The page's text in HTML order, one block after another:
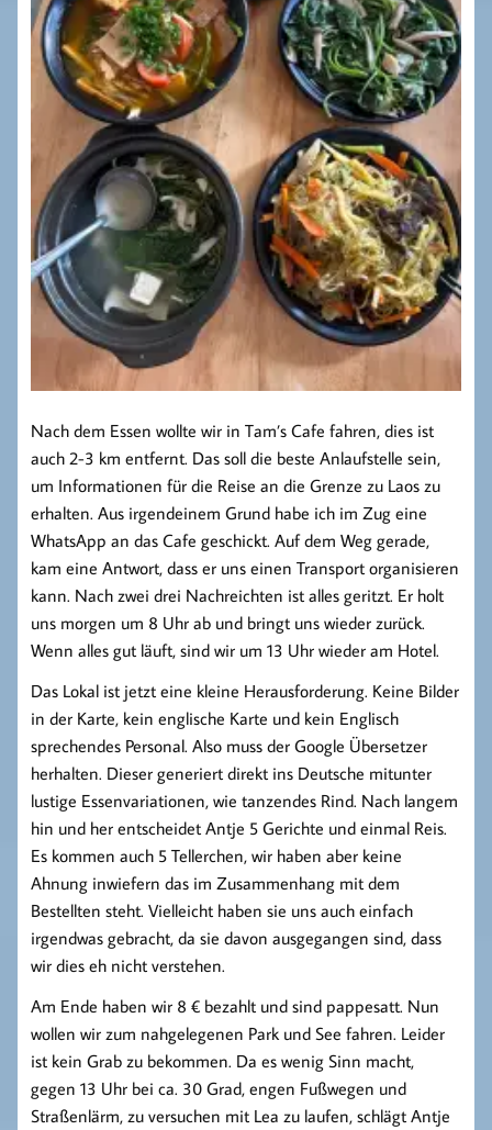
Nach dem Essen wollte wir in Tam’s Cafe fahren, dies ist
auch 2-3 km entfernt. Das soll die beste Anlaufstelle sein,
um Informationen für die Reise an die Grenze zu Laos zu
erhalten. Aus irgendeinem Grund habe ich im Zug eine
WhatsApp an das Cafe geschickt. Auf dem Weg gerade,
kam eine Antwort, dass er uns einen Transport organisieren
kann. Nach zwei drei Nachreichten ist alles geritzt. Er holt
uns morgen um 8 Uhr ab und bringt uns wieder zurück.
Wenn alles gut läuft, sind wir um 13 Uhr wieder am Hotel.
Das Lokal ist jetzt eine kleine Herausforderung. Keine Bilder
in der Karte, kein englische Karte und kein Englisch
sprechendes Personal. Also muss der Google Übersetzer
herhalten. Dieser generiert direkt ins Deutsche mitunter
lustige Essenvariationen, wie tanzendes Rind. Nach langem
hin und her entscheidet Antje 5 Gerichte und einmal Reis.
Es kommen auch 5 Tellerchen, wir haben aber keine
Ahnung inwiefern das im Zusammenhang mit dem
Bestellten steht. Vielleicht haben sie uns auch einfach
irgendwas gebracht, da sie davon ausgegangen sind, dass
wir dies eh nicht verstehen.
Am Ende haben wir 8 € bezahlt und sind pappesatt. Nun
wollen wir zum nahgelegenen Park und See fahren. Leider
ist kein Grab zu bekommen. Da es wenig Sinn macht,
gegen 13 Uhr bei ca. 30 Grad, engen Fußwegen und
Straßenlärm, zu versuchen mit Lea zu laufen, schlägt Antje